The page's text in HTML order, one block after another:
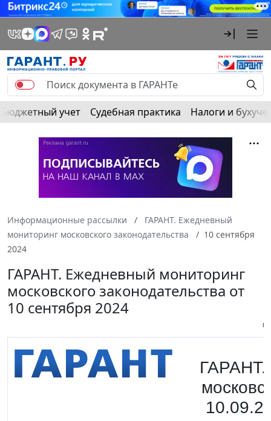
Бюджетный учет Судебная практика Налоги и
Информационные рассылки
ГАРАНТ. Ежедневный
мониторинг московского законодательства
10 сентября
2024
ГАРАНТ. Ежедневный мониторинг
московского законодательства от
10 сентября 2024
ГАРАНТ.